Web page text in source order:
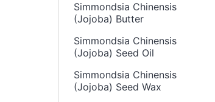
Simmondsia Chinensis
(Jojoba) Butter
Simmondsia Chinensis
(Jojoba) Seed Oil
Simmondsia Chinensis
(Jojoba) Seed Wax